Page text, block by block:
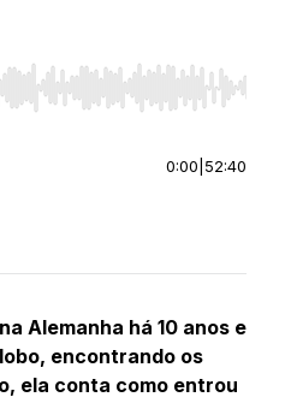
to seek, Home/End to jump to
0:00 52:40
Alemanha há 10 anos e
encontrando os
ela conta como entrou